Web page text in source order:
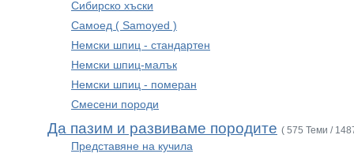
Сибирско хъски
Самоед ( Samoyed )
Немски шпиц - стандартен
Немски шпиц-малък
Немски шпиц - померан
Смесени породи
Да пазим и развиваме породите ( 575 Теми /
Представяне на кучила